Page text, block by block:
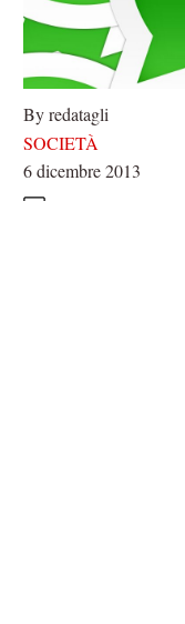
By redatagli
SOCIETÀ
6 dicembre 2013